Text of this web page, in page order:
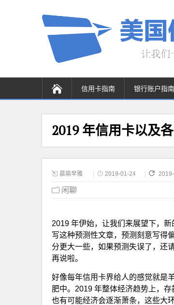
信用卡指南 银行账户指南
2019 年信用卡以及
晨瑜早雅 2019-01-24
闲聊
2019 年伊始，让我们来展望下，
写这种预测性文章，预测刻意写得
分更大一些，如果预测失误了，还
再说啦。
好像每年信用卡界给人的感觉就是
肥中。2019 年整体经济趋势上，
也有可能经济会逐渐萧条，这些大